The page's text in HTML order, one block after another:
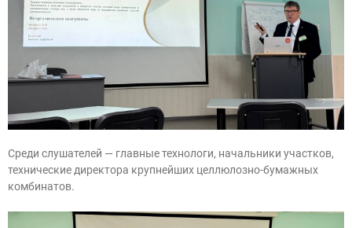
Среди слушателей — главные технологи, начальники участков,
технические директора крупнейших целлюлозно-бумажных
комбинатов.